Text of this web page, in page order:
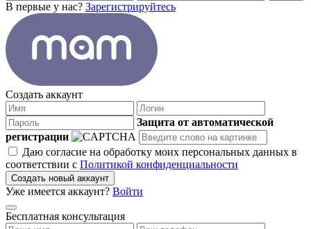
В первые у нас? Зарегистрируйтесь
Создать аккаунт
Защита от автоматической
регистрации
Даю согласие на обработку моих персональных данных в
соответствии с Политикой конфиденциальности
Создать новый аккаунт
Уже имеется аккаунт? Войти
Бесплатная консультация